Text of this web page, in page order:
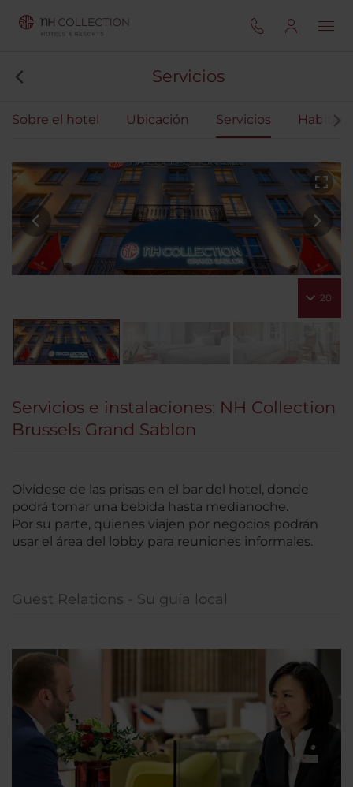
Servicios
Sobre el hotel Ubicación Servicios
20
Servicios e instalaciones: NH Collection
Brussels Grand Sablon
Olvídese de las prisas en el bar del hotel, donde
podrá tomar una bebida hasta medianoche.
Por su parte, quienes viajen por negocios podrán
usar el área del lobby para reuniones informales.
Guest Relations - Su guía local